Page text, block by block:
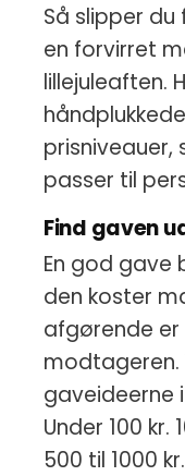
Så slipper
en forvirret
lillejuleaften.
prisniveauer,
passer til
Find gaven
En god gave
den koster
afgørende
gaveideerne
Under 100 kr.
500 til 1000